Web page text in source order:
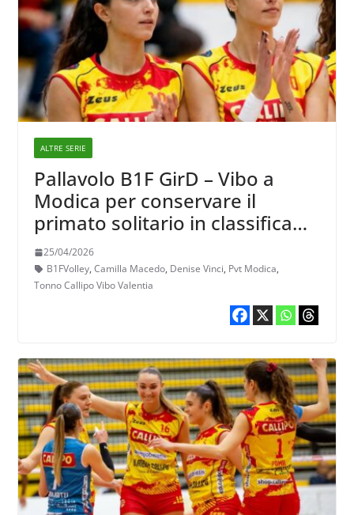
ALTRE SERIE
Pallavolo B1F GirD – Vibo a
Modica per conservare il
primato solitario in classifica
generale
25/04/2026
B1FVolley, Camilla Macedo, Denise Vinci, Pvt Modica,
Tonno Callipo Vibo Valentia